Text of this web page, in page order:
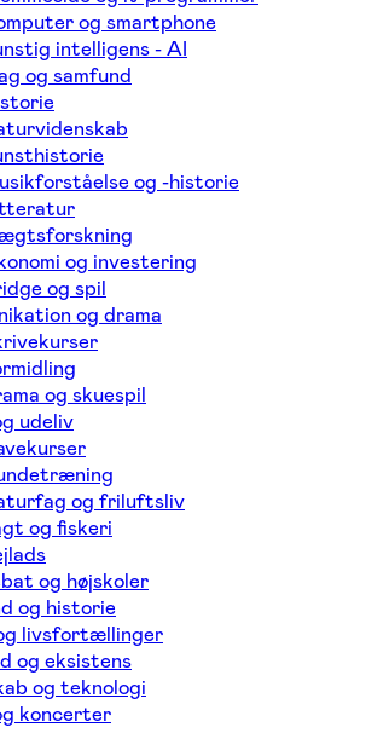
og smartphone
intelligens - AI
og samfund
og -historie
og investering
og spil
og drama
og skuespil
udeliv
og friluftsliv
og fiskeri
og højskoler
og historie
livsfortællinger
og eksistens
og teknologi
koncerter